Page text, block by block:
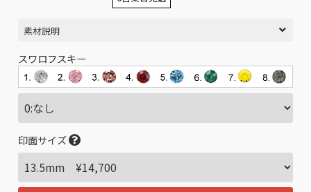
素材説明
スワロフスキー
印面サイズ